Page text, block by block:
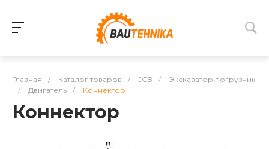
Главная / Каталог товаров / JCB /
Экскаватор погрузчик
/
Двигатель / Коннектор
Коннектор